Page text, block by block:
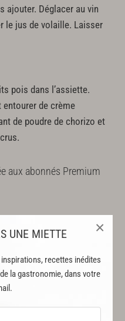
UNE MIETTE
recettes inédites
la gastronomie, dans votre
×
ajouter. Déglacer au vin
le jus de volaille. Laisser
pois dans l’assiette.
de crème
de poudre de chorizo et
aux abonnés Premium